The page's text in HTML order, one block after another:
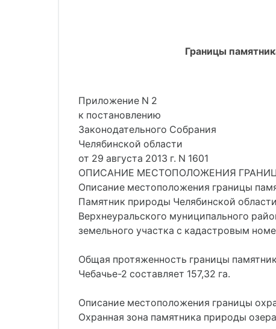
Границы
Приложение N 2
к постановлению
Законодательного Собрания
Челябинской области
от 29 августа 2013 г. N 1601
ОПИСАНИЕ МЕСТОПОЛОЖЕНИЯ ГРАНИЦ
Описание местоположения границы
Памятник природы Челябинской
Верхнеуральского муниципального
земельного участка с кадастровым
Общая протяженность границы
Чебачье-2 составляет 157,32 га.
Описание местоположения границы
Охранная зона памятника природы